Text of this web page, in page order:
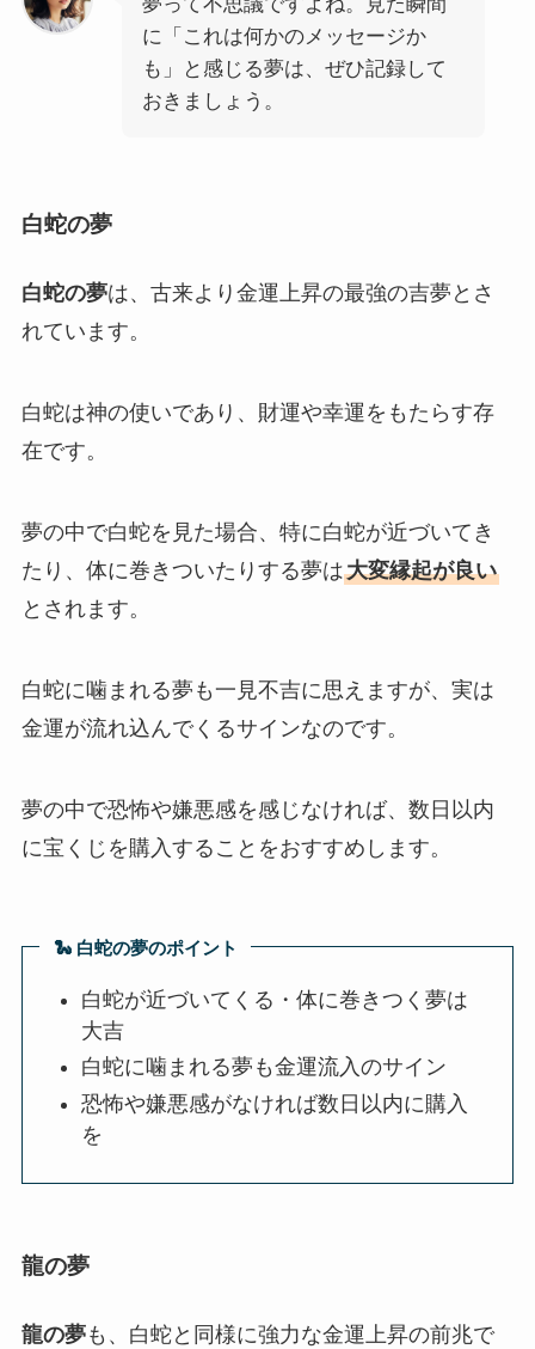
に「これは何かのメッセージか
も」と感じる夢は、ぜひ記録して
おきましょう。
白蛇の夢
白蛇の夢は、古来より金運上昇の最強の吉夢とさ
れています。
白蛇は神の使いであり、財運や幸運をもたらす存
在です。
夢の中で白蛇を見た場合、特に白蛇が近づいてき
たり、体に巻きついたりする夢は大変縁起が良い
とされます。
白蛇に噛まれる夢も一見不吉に思えますが、実は
金運が流れ込んでくるサインなのです。
夢の中で恐怖や嫌悪感を感じなければ、数日以内
に宝くじを購入することをおすすめします。
🐍 白蛇の夢のポイント
白蛇が近づいてくる・体に巻きつく夢は
大吉
白蛇に噛まれる夢も金運流入のサイン
恐怖や嫌悪感がなければ数日以内に購入
を
龍の夢
龍の夢も、白蛇と同様に強力な金運上昇の前兆で